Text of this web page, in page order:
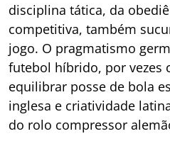
disciplina tática, da
competitiva, também
jogo. O pragmatismo
futebol híbrido, por vezes
equilibrar posse de bola
inglesa e criatividade
do rolo compressor